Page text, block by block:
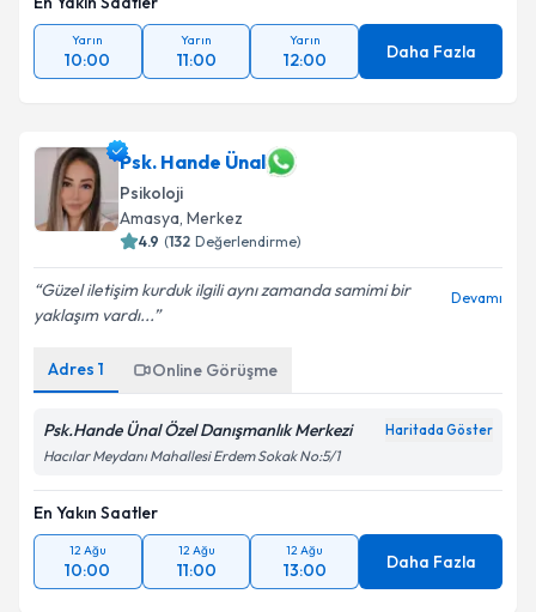
Yarın
10:00
Yarın
11:00
Yarın
12:00 Daha Fazla
Psk. Hande Ünal
Psikoloji
Amasya, Merkez
4.9 (132 Değerlendirme)
Güzel iletişim kurduk ilgili aynı zamanda samimi bir
yaklaşım vardı...
Devamı
Adres 1 Online Görüşme
Psk.Hande Ünal Özel Danışmanlık Merkezi Haritada Göster
Hacılar Meydanı Mahallesi Erdem Sokak No:5/1
En Yakın Saatler
12 Ağu
10:00
12 Ağu
11:00
12 Ağu
13:00 Daha Fazla